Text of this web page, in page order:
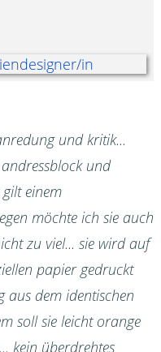
und kritik...
und
einem
möchte ich sie auch
zu viel... sie wird auf
papier gedruckt
aus dem identischen
soll sie leicht orange
kein überdrehtes